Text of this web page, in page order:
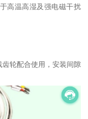
高温高湿及强电磁干扰
齿轮配合使用，安装间隙